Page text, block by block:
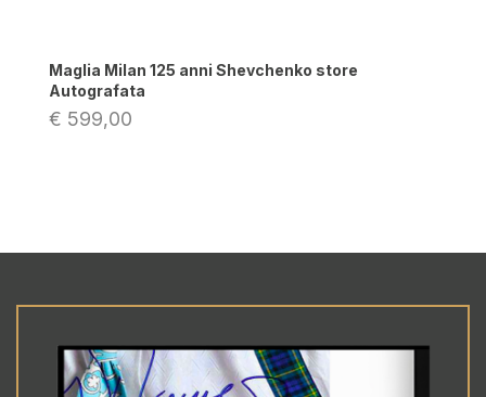
Maglia Milan 125 anni Shevchenko store
Autografata
€ 599,00